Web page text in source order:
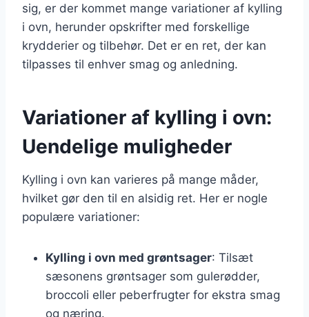
sig, er der kommet mange variationer af kylling
i ovn, herunder opskrifter med forskellige
krydderier og tilbehør. Det er en ret, der kan
tilpasses til enhver smag og anledning.
Variationer af kylling i ovn:
Uendelige muligheder
Kylling i ovn kan varieres på mange måder,
hvilket gør den til en alsidig ret. Her er nogle
populære variationer:
Kylling i ovn med grøntsager: Tilsæt
sæsonens grøntsager som gulerødder,
broccoli eller peberfrugter for ekstra smag
og næring.